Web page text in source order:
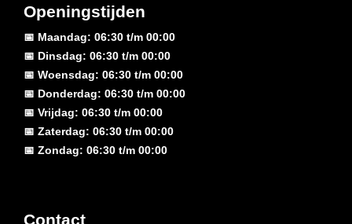
Openingstijden
📅 Maandag: 06:30 t/m 00:00
📅 Dinsdag: 06:30 t/m 00:00
📅 Woensdag: 06:30 t/m 00:00
📅 Donderdag: 06:30 t/m 00:00
📅 Vrijdag: 06:30 t/m 00:00
📅 Zaterdag: 06:30 t/m 00:00
📅 Zondag: 06:30 t/m 00:00
Contact